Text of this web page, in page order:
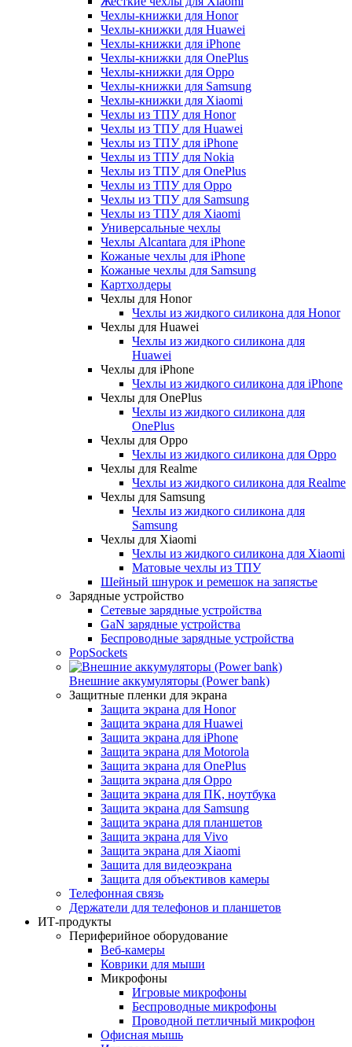
Чехлы-книжки для Honor
Чехлы-книжки для Huawei
Чехлы-книжки для iPhone
Чехлы-книжки для OnePlus
Чехлы-книжки для Oppo
Чехлы-книжки для Samsung
Чехлы-книжки для Xiaomi
Чехлы из ТПУ для Honor
Чехлы из ТПУ для Huawei
Чехлы из ТПУ для iPhone
Чехлы из ТПУ для Nokia
Чехлы из ТПУ для OnePlus
Чехлы из ТПУ для Oppo
Чехлы из ТПУ для Samsung
Чехлы из ТПУ для Xiaomi
Универсальные чехлы
Чехлы Alcantara для iPhone
Кожаные чехлы для iPhone
Кожаные чехлы для Samsung
Картхолдеры
Чехлы для Honor
Чехлы из жидкого силикона для Honor
Чехлы для Huawei
Чехлы из жидкого силикона для
Huawei
Чехлы для iPhone
Чехлы из жидкого силикона для iPhone
Чехлы для OnePlus
Чехлы из жидкого силикона для
OnePlus
Чехлы для Oppo
Чехлы из жидкого силикона для Oppo
Чехлы для Realme
Чехлы из жидкого силикона для Realme
Чехлы для Samsung
Чехлы из жидкого силикона для
Samsung
Чехлы для Xiaomi
Чехлы из жидкого силикона для Xiaomi
Матовые чехлы из ТПУ
Шейный шнурок и ремешок на запястье
Зарядные устройство
Сетевые зарядные устройства
GaN зарядные устройства
Беспроводные зарядные устройства
PopSockets
Внешние аккумуляторы (Power bank)
Защитные пленки для экрана
Защита экрана для Honor
Защита экрана для Huawei
Защита экрана для iPhone
Защита экрана для Motorola
Защита экрана для OnePlus
Защита экрана для Oppo
Защита экрана для ПК, ноутбука
Защита экрана для Samsung
Защита экрана для планшетов
Защита экрана для Vivo
Защита экрана для Xiaomi
Защита для видеоэкрана
Защита для объективов камеры
Телефонная связь
Держатели для телефонов и планшетов
ИТ-продукты
Периферийное оборудование
Веб-камеры
Коврики для мыши
Микрофоны
Игровые микрофоны
Беспроводные микрофоны
Проводной петличный микрофон
Офисная мышь